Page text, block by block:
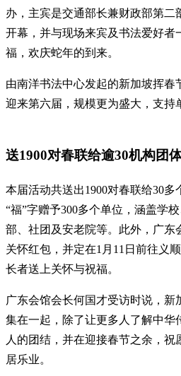
办，主宾是交通部长兼财政部第二
开幕，并与现场来宾及书法爱好者
福，欢庆蛇年的到来。
由南洋书法中心发起的新加坡挥春
迎来第六届，规模更为盛大，支持
送1900对春联给逾30机构团
本届活动共送出1900对春联给30多
“福”字赠予300多个单位，涵盖学
部、社团及安老院等。此外，广东
关怀红包，并定在1月11日前往义
长者送上关怀与祝福。
广东会馆会长何国才受访时说，新
集在一起，除了让更多人了解中华
人的团结，并在迎接春节之余，
居乐业。